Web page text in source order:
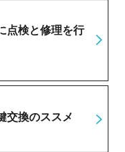
点検と修理を行
交換のススメ